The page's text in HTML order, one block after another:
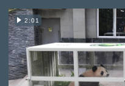
2:01